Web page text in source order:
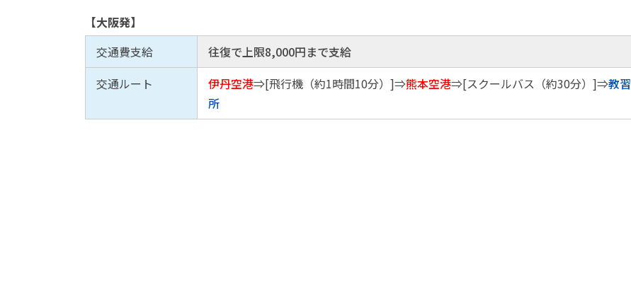
【大阪発】
交通費支給
往復で上限8,000円まで支給
交通ルート
伊丹空港⇒[飛行機（約1時間10分）]⇒熊本空港⇒[スクールバス（約30分）]⇒教習
所